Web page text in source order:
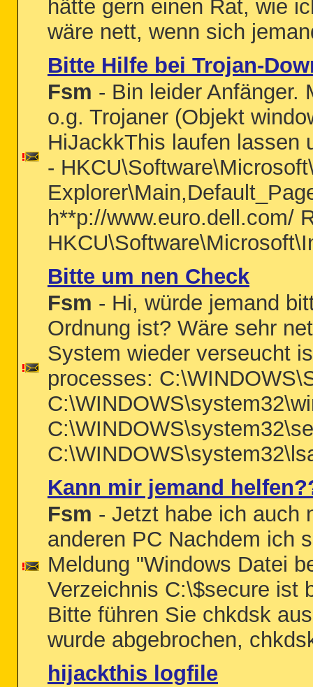
hätte gern einen Rat, wie
wäre nett, wenn sich
Bitte Hilfe bei Trojan-
Fsm - Bin leider Anfänger.
o.g. Trojaner (Objekt
HiJackkThis laufen lassen
-
h**p://www.euro.dell.com/
Bitte um nen Check
Fsm - Hi, würde jemand
Ordnung ist? Wäre sehr
System wieder verseucht
processes:
Kann mir jemand
Fsm - Jetzt habe ich auch
anderen PC Nachdem ich
Meldung "Windows Datei
Verzeichnis C:\$secure ist
Bitte führen Sie chkdsk
wurde abgebrochen,
hijackthis logfile